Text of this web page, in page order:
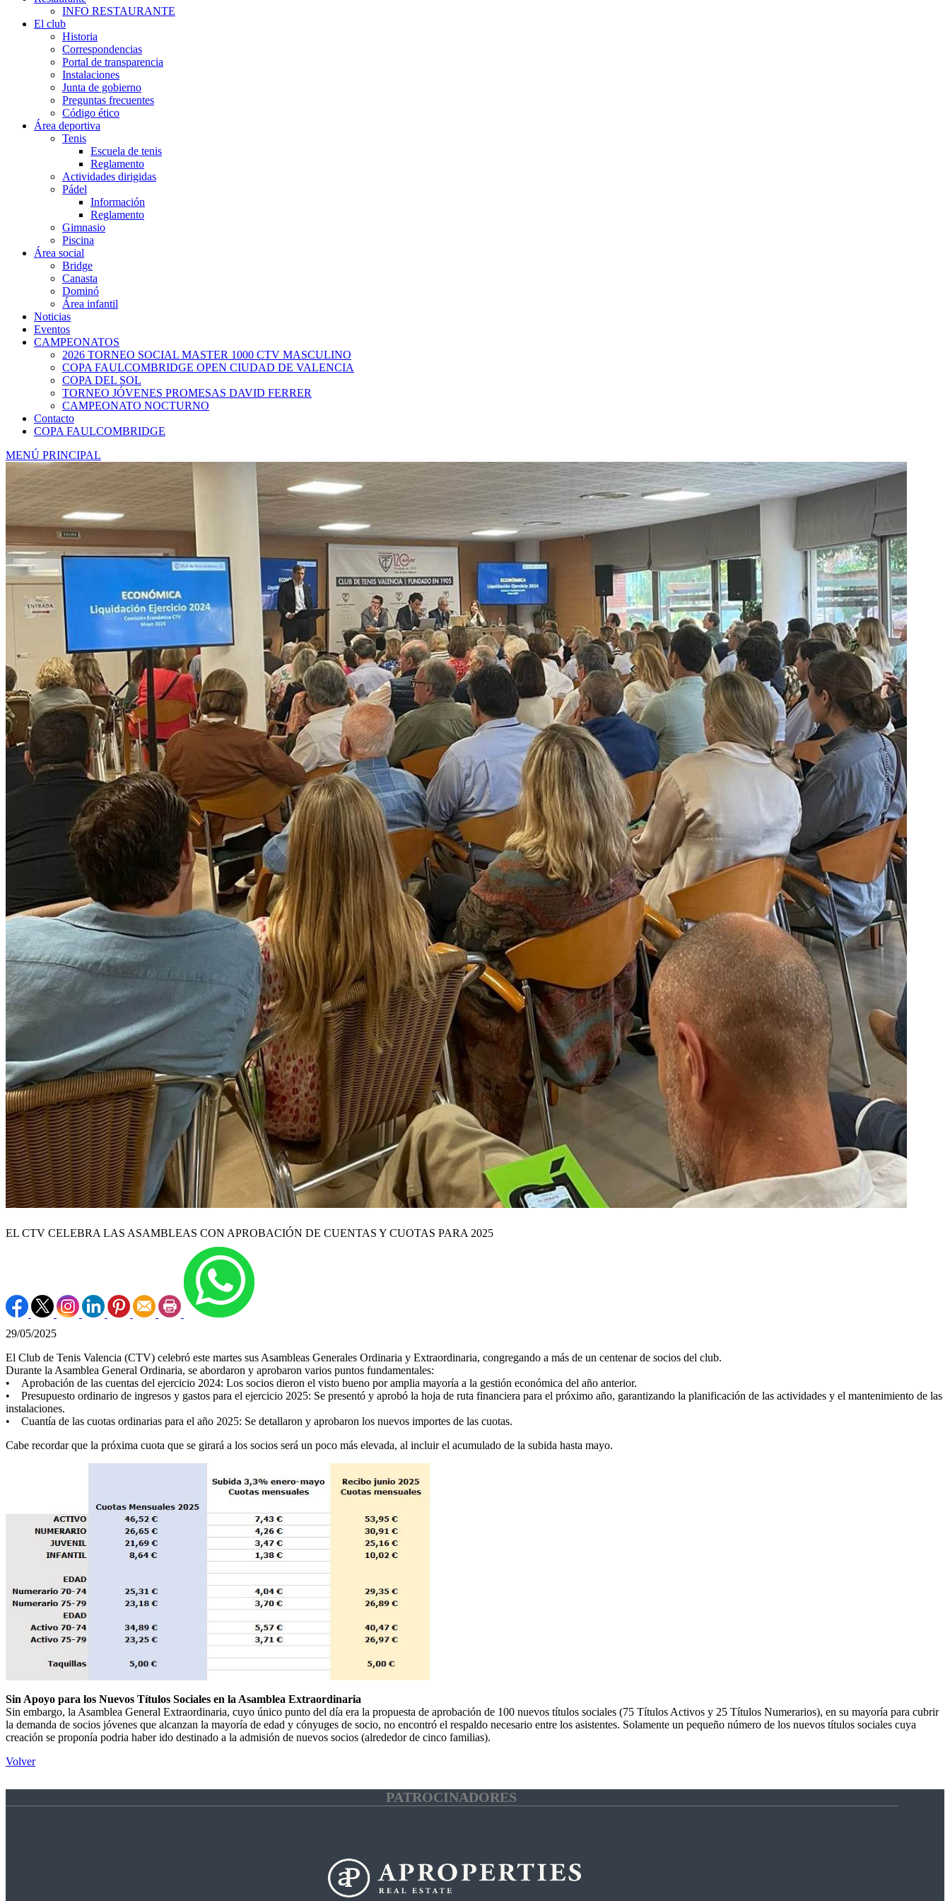
INFO RESTAURANTE
El club
Historia
Correspondencias
Portal de transparencia
Instalaciones
Junta de gobierno
Preguntas frecuentes
Código ético
Área deportiva
Tenis
Escuela de tenis
Reglamento
Actividades dirigidas
Pádel
Información
Reglamento
Gimnasio
Piscina
Área social
Bridge
Canasta
Dominó
Área infantil
Noticias
Eventos
CAMPEONATOS
2026 TORNEO SOCIAL MASTER 1000 CTV MASCULINO
COPA FAULCOMBRIDGE OPEN CIUDAD DE VALENCIA
COPA DEL SOL
TORNEO JÓVENES PROMESAS DAVID FERRER
CAMPEONATO NOCTURNO
Contacto
COPA FAULCOMBRIDGE
MENÚ PRINCIPAL
EL CTV CELEBRA LAS ASAMBLEAS CON APROBACIÓN DE CUENTAS Y CUOTAS PARA 2025
29/05/2025
El Club de Tenis Valencia (CTV) celebró este martes sus Asambleas Generales Ordinaria y Extraordinaria, congregando a más de un centenar de socios del club.
Durante la Asamblea General Ordinaria, se abordaron y aprobaron varios puntos fundamentales:
• Aprobación de las cuentas del ejercicio 2024: Los socios dieron el visto bueno por amplia mayoría a la gestión económica del año anterior.
• Presupuesto ordinario de ingresos y gastos para el ejercicio 2025: Se presentó y aprobó la hoja de ruta financiera para el próximo año, garantizando la planificación de las actividades y el mantenimiento de las
instalaciones.
• Cuantía de las cuotas ordinarias para el año 2025: Se detallaron y aprobaron los nuevos importes de las cuotas.
Cabe recordar que la próxima cuota que se girará a los socios será un poco más elevada, al incluir el acumulado de la subida hasta mayo.
Sin Apoyo para los Nuevos Títulos Sociales en la Asamblea Extraordinaria
Sin embargo, la Asamblea General Extraordinaria, cuyo único punto del día era la propuesta de aprobación de 100 nuevos títulos sociales (75 Títulos Activos y 25 Títulos Numerarios), en su mayoría para cubrir
la demanda de socios jóvenes que alcanzan la mayoría de edad y cónyuges de socio, no encontró el respaldo necesario entre los asistentes. Solamente un pequeño número de los nuevos títulos sociales cuya
creación se proponía podria haber ido destinado a la admisión de nuevos socios (alrededor de cinco familias).
Volver
PATROCINADORES